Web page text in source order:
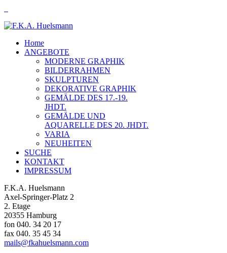
Home
ANGEBOTE
MODERNE GRAPHIK
BILDERRAHMEN
SKULPTUREN
DEKORATIVE GRAPHIK
GEMÄLDE DES 17.-19.
JHDT.
GEMÄLDE UND
AQUARELLE DES 20. JHDT.
VARIA
NEUHEITEN
SUCHE
KONTAKT
IMPRESSUM
F.K.A. Huelsmann
Axel-Springer-Platz 2
2. Etage
20355 Hamburg
fon 040. 34 20 17
fax 040. 35 45 34
mails@fkahuelsmann.com